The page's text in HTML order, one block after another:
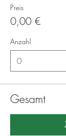
Preis
0,00 €
Anzahl
Gesamt